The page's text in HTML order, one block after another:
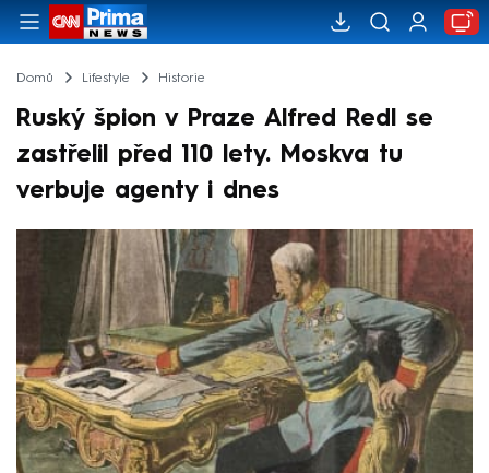
Domů Lifestyle Historie
Ruský špion v Praze Alfred Redl se
zastřelil před 110 lety. Moskva tu
verbuje agenty i dnes